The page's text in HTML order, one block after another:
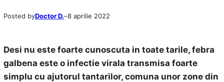
Posted byDoctor D.–8 aprilie 2022
Desi nu este foarte cunoscuta in toate tarile, febra
galbena este o infectie virala transmisa foarte
simplu cu ajutorul tantarilor, comuna unor zone din